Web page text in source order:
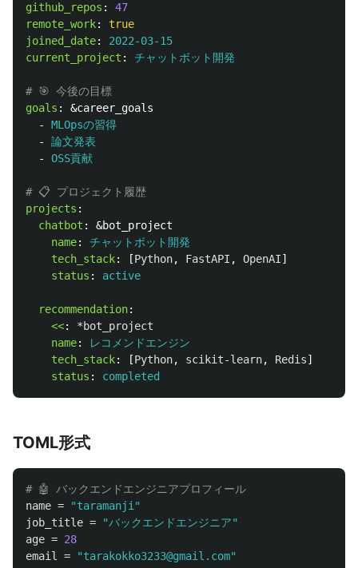
github_repos :
47
remote_work:
true
joined_date:
2022-03-15
current_project : チャットボット開発
# 🎯 今後の目標
goals :
&career_goals
-
MLOpsの習得
-
論文発表
-
OSS貢献
# 📋 プロジェクト履歴
projects :
chatbot :
&bot_project
name:
チャットボット開発
tech_stack: [Python, FastAPI , OpenAI]
status : active
recommendation:
<<:
*bot_project
name:
レコメンドエンジン
tech_stack: [Python, scikit-learn, Redis]
status : completed
TOML形式
# 🤖 バックエンドエンジニアプロフィール
name =
"taramanji"
job_title =
"バックエンドエンジニア"
age = 28
email
=
"tarakokko3233@gmail.com"